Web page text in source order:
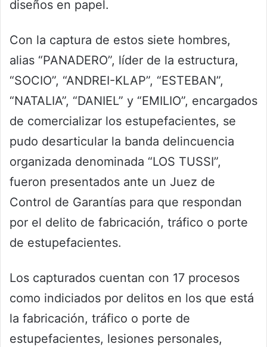
diseños en papel.
Con la captura de estos siete hombres,
alias “PANADERO”, líder de la estructura,
“SOCIO”, “ANDREI-KLAP”, “ESTEBAN”,
“NATALIA”, “DANIEL” y “EMILIO”, encargados
de comercializar los estupefacientes, se
pudo desarticular la banda delincuencia
organizada denominada “LOS TUSSI”,
fueron presentados ante un Juez de
Control de Garantías para que respondan
por el delito de fabricación, tráfico o porte
de estupefacientes.
Los capturados cuentan con 17 procesos
como indiciados por delitos en los que está
la fabricación, tráfico o porte de
estupefacientes, lesiones personales,